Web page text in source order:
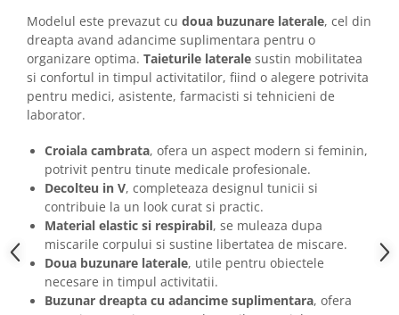
Jachete
Impermeabile
Veste
Reflectorizante
Incaltaminte
Incaltaminte de oras si munte
Echipamente medicale
Manusi de protectie
Accesorii pentru protectia capului
Casti de protectie
Antifoane
Ochelari de protectie si viziere
Modelul este prevazut cu doua buzunare laterale, cel din
dreapta avand adancime suplimentara pentru o
organizare optima. Taieturile laterale sustin mobilitatea
si confortul in timpul activitatilor, fiind o alegere potrivita
pentru medici, asistente, farmacisti si tehnicieni de
laborator.
Croiala cambrata, ofera un aspect modern si feminin,
potrivit pentru tinute medicale profesionale.
Decolteu in V, completeaza designul tunicii si
contribuie la un look curat si practic.
Material elastic si respirabil, se muleaza dupa
miscarile corpului si sustine libertatea de miscare.
Doua buzunare laterale, utile pentru obiectele
necesare in timpul activitatii.
Buzunar dreapta cu adancime suplimentara, ofera